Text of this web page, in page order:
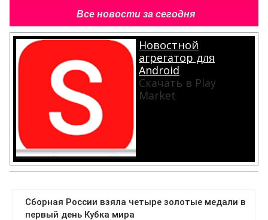
Все новости за сегодня
Новостной
агрегатор для
Android
Скачать в Play
Market